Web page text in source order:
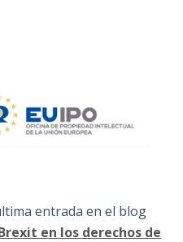
entrada en el blog
en los derechos de